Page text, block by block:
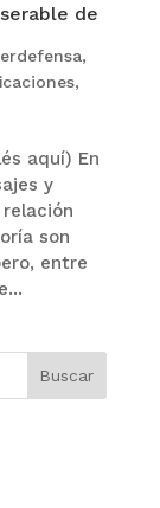
de
,
,
aquí) En
y
son
entre